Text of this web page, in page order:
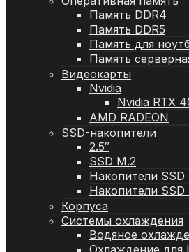
Память DDR4
Память DDR5
Память для
Память
Видеокарты
Nvidia
Nvidia RTX
AMD RADEON
SSD-накопители
2.5″
SSD M.2
Накопители SSD
Накопители SSD
Корпуса
Системы охлаждения
Водяное